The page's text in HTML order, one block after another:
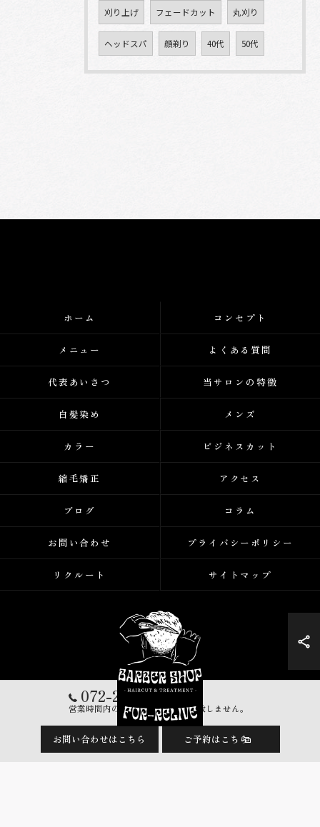
刈り上げ フェードカット 丸刈り
ヘッドスパ 顔剃り 40代 50代
072-248-5223
営業時間内の営業電話は一切対応致しません。
お問い合わせはこちら ご予約はこちら
ホーム コンセプト
メニュー よくある質問
代表あいさつ 当サロンの特徴
白髪染め メンズ
カラー ビジネスカット
縮毛矯正 アクセス
ブログ コラム
お問い合わせ プライバシーポリシー
リクルート サイトマップ